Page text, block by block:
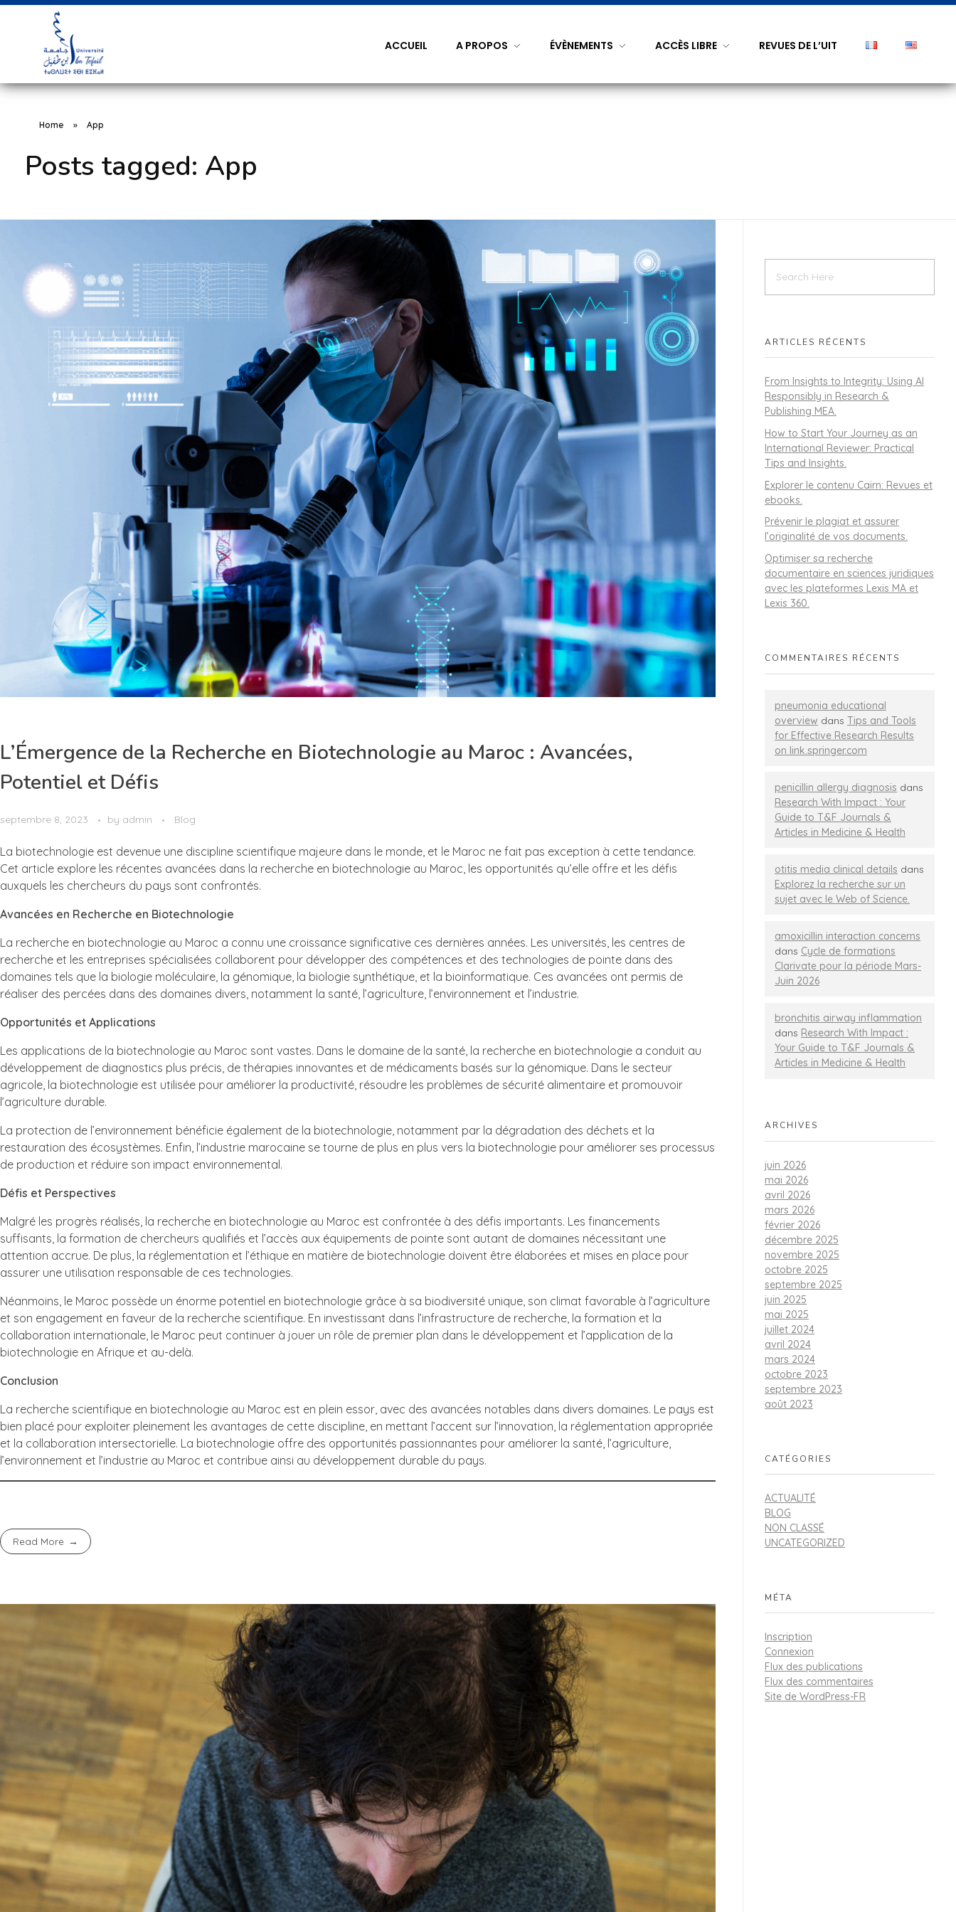
ACCUEIL A PROPOS ÉVÈNEMENTS ACCÈS LIBRE REVUES DE L’UIT
Home » App
Posts tagged: App
L’Émergence de la Recherche en Biotechnologie au Maroc : Avancées,
Potentiel et Défis
septembre 8, 2023 by admin Blog
La biotechnologie est devenue une discipline scientifique majeure dans le monde, et le Maroc ne fait pas exception à cette tendance.
Cet article explore les récentes avancées dans la recherche en biotechnologie au Maroc, les opportunités qu’elle offre et les défis
auxquels les chercheurs du pays sont confrontés.
Avancées en Recherche en Biotechnologie
La recherche en biotechnologie au Maroc a connu une croissance significative ces dernières années. Les universités, les centres de
recherche et les entreprises spécialisées collaborent pour développer des compétences et des technologies de pointe dans des
domaines tels que la biologie moléculaire, la génomique, la biologie synthétique, et la bioinformatique. Ces avancées ont permis de
réaliser des percées dans des domaines divers, notamment la santé, l’agriculture, l’environnement et l’industrie.
Opportunités et Applications
Les applications de la biotechnologie au Maroc sont vastes. Dans le domaine de la santé, la recherche en biotechnologie a conduit au
développement de diagnostics plus précis, de thérapies innovantes et de médicaments basés sur la génomique. Dans le secteur
agricole, la biotechnologie est utilisée pour améliorer la productivité, résoudre les problèmes de sécurité alimentaire et promouvoir
l’agriculture durable.
La protection de l’environnement bénéficie également de la biotechnologie, notamment par la dégradation des déchets et la
restauration des écosystèmes. Enfin, l’industrie marocaine se tourne de plus en plus vers la biotechnologie pour améliorer ses processus
de production et réduire son impact environnemental.
Défis et Perspectives
Malgré les progrès réalisés, la recherche en biotechnologie au Maroc est confrontée à des défis importants. Les financements
suffisants, la formation de chercheurs qualifiés et l’accès aux équipements de pointe sont autant de domaines nécessitant une
attention accrue. De plus, la réglementation et l’éthique en matière de biotechnologie doivent être élaborées et mises en place pour
assurer une utilisation responsable de ces technologies.
Néanmoins, le Maroc possède un énorme potentiel en biotechnologie grâce à sa biodiversité unique, son climat favorable à l’agriculture
et son engagement en faveur de la recherche scientifique. En investissant dans l’infrastructure de recherche, la formation et la
collaboration internationale, le Maroc peut continuer à jouer un rôle de premier plan dans le développement et l’application de la
biotechnologie en Afrique et au-delà.
Conclusion
La recherche scientifique en biotechnologie au Maroc est en plein essor, avec des avancées notables dans divers domaines. Le pays est
bien placé pour exploiter pleinement les avantages de cette discipline, en mettant l’accent sur l’innovation, la réglementation appropriée
et la collaboration intersectorielle. La biotechnologie offre des opportunités passionnantes pour améliorer la santé, l’agriculture,
l’environnement et l’industrie au Maroc et contribue ainsi au développement durable du pays.
Read More
ARTICLES RÉCENTS
From Insights to Integrity: Using AI
Responsibly in Research &
Publishing MEA.
How to Start Your Journey as an
International Reviewer: Practical
Tips and Insights.
Explorer le contenu Cairn: Revues et
ebooks.
Prévenir le plagiat et assurer
l’originalité de vos documents.
Optimiser sa recherche
documentaire en sciences juridiques
avec les plateformes Lexis MA et
Lexis 360.
COMMENTAIRES RÉCENTS
pneumonia educational
overview dans Tips and Tools
for Effective Research Results
on link.springer.com
penicillin allergy diagnosis dans
Research With Impact : Your
Guide to T&F Journals &
Articles in Medicine & Health
otitis media clinical details dans
Explorez la recherche sur un
sujet avec le Web of Science.
amoxicillin interaction concerns
dans Cycle de formations
Clarivate pour la période Mars-
Juin 2026
bronchitis airway inflammation
dans Research With Impact :
Your Guide to T&F Journals &
Articles in Medicine & Health
ARCHIVES
juin 2026
mai 2026
avril 2026
mars 2026
février 2026
décembre 2025
novembre 2025
octobre 2025
septembre 2025
juin 2025
mai 2025
juillet 2024
avril 2024
mars 2024
octobre 2023
septembre 2023
août 2023
CATÉGORIES
ACTUALITÉ
BLOG
NON CLASSÉ
UNCATEGORIZED
MÉTA
Inscription
Connexion
Flux des publications
Flux des commentaires
Site de WordPress-FR